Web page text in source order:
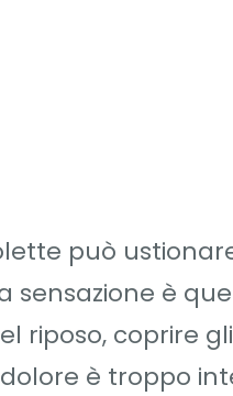
può
sensazione è
riposo, coprire
è troppo